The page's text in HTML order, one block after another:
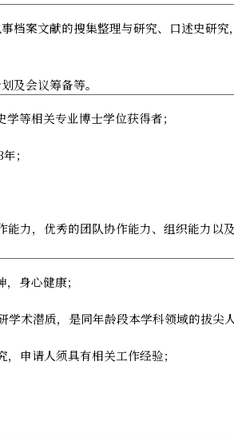
档案文献的搜集整理与研究、口述史研究
及会议筹备等。
等相关专业博士学位获得者；
年；
力，优秀的团队协作能力、组织能力以
身心健康；
术潜质，是同年龄段本学科领域的拔尖人
申请人须具有相关工作经验；